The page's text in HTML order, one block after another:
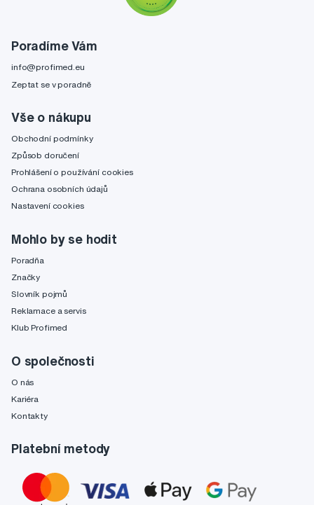
Poradíme Vám
info@profimed.eu
Zeptat se v poradně
Vše o nákupu
Obchodní podmínky
Způsob doručení
Prohlášení o používání cookies
Ochrana osobních údajů
Nastavení cookies
Mohlo by se hodit
Poradňa
Značky
Slovník pojmů
Reklamace a servis
Klub Profimed
O společnosti
O nás
Kariéra
Kontakty
Platební metody